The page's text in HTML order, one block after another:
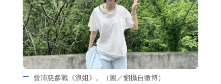
曾沛慈參戰《浪姐》。（圖／翻攝自微博）